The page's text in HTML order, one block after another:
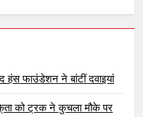
हंस फाउंडेशन ने बांटीं दवाइयां
को ट्रक ने कुचला मौके पर